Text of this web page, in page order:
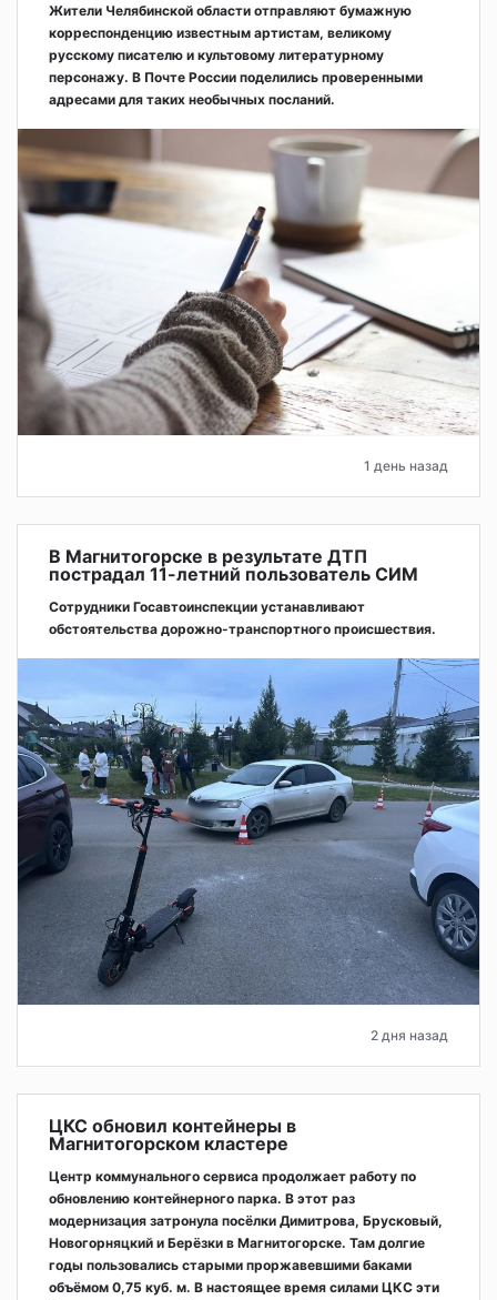
Жители Челябинской области отправляют бумажную
корреспонденцию известным артистам, великому
русскому писателю и культовому литературному
персонажу. В Почте России поделились проверенными
адресами для таких необычных посланий.
1 день назад
В Магнитогорске в результате ДТП
пострадал 11-летний пользователь СИМ
Сотрудники Госавтоинспекции устанавливают
обстоятельства дорожно-транспортного происшествия.
2 дня назад
ЦКС обновил контейнеры в
Магнитогорском кластере
Центр коммунального сервиса продолжает работу по
обновлению контейнерного парка. В этот раз
модернизация затронула посёлки Димитрова, Брусковый,
Новогорняцкий и Берёзки в Магнитогорске. Там долгие
годы пользовались старыми проржавевшими баками
объёмом 0,75 куб. м. В настоящее время силами ЦКС эти